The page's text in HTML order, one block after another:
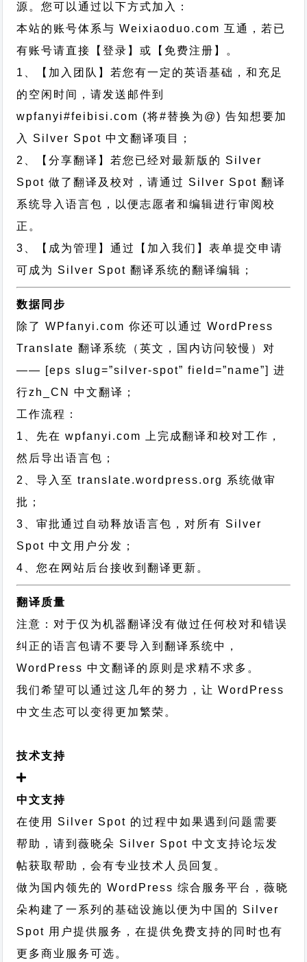
源。您可以通过以下方式加入：
本站的账号体系与Weixiaoduo.com 互通，若已
有账号请直接【登录】或【免费注册】。
1、【加入团队】若您有一定的英语基础，和充足
的空闲时间，请发送邮件到
wpfanyi#feibisi.com (将#替换为@) 告知想要加
入 Silver Spot 中文翻译项目；
2、【分享翻译】若您已经对最新版的 Silver
Spot 做了翻译及校对，请通过 Silver Spot 翻译
系统导入语言包，以便志愿者和编辑进行审阅校
正。
3、【成为管理】通过【加入我们】表单提交申请
可成为 Silver Spot 翻译系统的翻译编辑；
数据同步
除了 WPfanyi.com 你还可以通过WordPress
Translate 翻译系统（英文，国内访问较慢）对
—— [eps slug=”silver-spot” field=”name”]进
行zh_CN
中文翻译；
工作流程：
1、先在 wpfanyi.com 上完成翻译和校对工作，
然后导出语言包；
2、导入至 translate.wordpress.org 系统做审
批；
3、审批通过自动释放语言包，对所有 Silver
Spot 中文用户分发；
4、您在网站后台接收到翻译更新。
翻译质量
注意：对于仅为机器翻译没有做过任何校对和错误
纠正的语言包请不要导入到翻译系统中，
WordPress 中文翻译的原则 是求精不求多。
我们希望可以通过这几年的努力，让 WordPress
中文生态可以变得更加繁荣。
技术支持
中文支持
在使用 Silver Spot 的过程中如果遇到问题需要
帮助，请到薇晓朵 Silver Spot 中文支持论坛发
帖获取帮助，会有专业技术人员回复。
做为国内领先的 WordPress 综合服务平台，薇晓
朵构建了一系列的基础设施以便为中国的 Silver
Spot 用户提供服务，在提供免费支持的同时也有
更多商业服务可选。